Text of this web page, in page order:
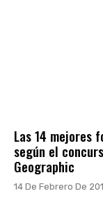
Las 14 mejores
según el
Geographic
14 De Febrero De